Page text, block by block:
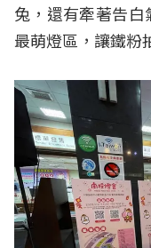
兔，還有牽著告
最萌燈區，讓鐵粉